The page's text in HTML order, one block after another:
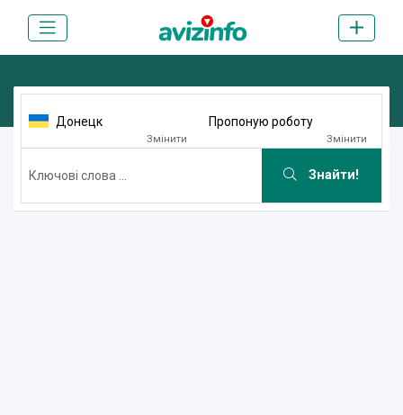
Донецк
Змінити
Пропоную роботу
Змінити
Знайти!